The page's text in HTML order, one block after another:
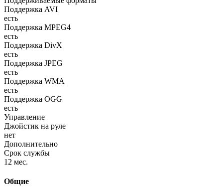
Поддержка AVI
есть
Поддержка MPEG4
есть
Поддержка DivX
есть
Поддержка JPEG
есть
Поддержка WMA
есть
Поддержка OGG
есть
Управление
Джойстик на руле
нет
Дополнительно
Срок службы
12 мес.
Общие